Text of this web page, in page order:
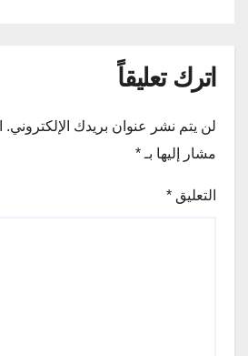
اترك تعليقاً
لن يتم نشر عنوان بريدك الإلكتروني.
مشار إليها بـ *
التعليق *